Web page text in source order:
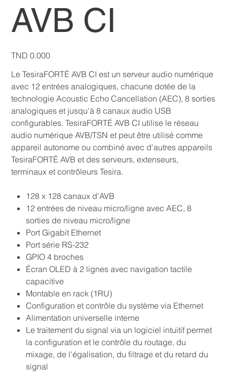
AVB CI
Price
TND 0.000
Le TesiraFORTÉ AVB CI est un serveur audio numérique
avec 12 entrées analogiques, chacune dotée de la
technologie Acoustic Echo Cancellation (AEC), 8 sorties
analogiques et jusqu'à 8 canaux audio USB
configurables. TesiraFORTÉ AVB CI utilise le réseau
audio numérique AVB/TSN et peut être utilisé comme
appareil autonome ou combiné avec d'autres appareils
TesiraFORTÉ AVB et des serveurs, extenseurs,
terminaux et contrôleurs Tesira.
128 x 128 canaux d'AVB
12 entrées de niveau micro/ligne avec AEC, 8
sorties de niveau micro/ligne
Port Gigabit Ethernet
Port série RS-232
GPIO 4 broches
Écran OLED à 2 lignes avec navigation tactile
capacitive
Montable en rack (1RU)
Configuration et contrôle du système via Ethernet
Alimentation universelle interne
Le traitement du signal via un logiciel intuitif permet
la configuration et le contrôle du routage, du
mixage, de l'égalisation, du filtrage et du retard du
signal